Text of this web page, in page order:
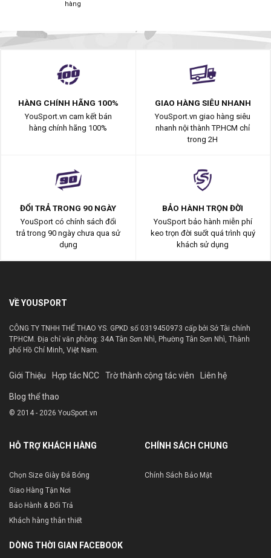
hàng
HÀNG CHÍNH HÃNG 100%
YouSport.vn cam kết bán
hàng chính hãng 100%
GIAO HÀNG SIÊU NHANH
YouSport.vn giao hàng siêu
nhanh nội thành TP.HCM chỉ
trong 2H
ĐỔI TRẢ TRONG 90 NGÀY
YouSport có chính sách đổi
trả trong 90 ngày chưa qua sử
dụng
BẢO HÀNH TRỌN ĐỜI
YouSport bảo hành miễn phí
keo trọn đời suốt quá trình quý
khách sử dụng
VỀ YOUSPORT
CÔNG TY TNHH THỂ THAO YS. GPKD số 0319450973 cấp bởi Sở Tài chính
TP.HCM. Địa chỉ văn phòng: 34A Tân Sơn Nhì, Phường Tân Sơn Nhì, Thành
phố Hồ Chí Minh, Việt Nam.
Giới Thiệu Hợp tác NCC Trờ thành cộng tác viên Liên hệ
Blog thể thao
© 2014 - 2026 YouSport.vn
HỖ TRỢ KHÁCH HÀNG
Chọn Size Giày Đá Bóng
Giao Hàng Tận Nơi
Bảo Hành & Đổi Trả
Khách hàng thân thiết
CHÍNH SÁCH CHUNG
Chính Sách Bảo Mật
DÒNG THỜI GIAN FACEBOOK